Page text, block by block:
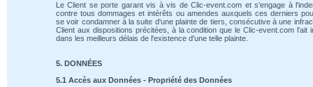
Le Client se porte garant vis à vis de Clic-event.com et s'engage à
contre tous dommages et intérêts ou amendes auxquels ces derniers
se voir condamner à la suite d'une plainte de tiers, consécutive à une
Client aux dispositions précitées, à la condition que le Clic-event.com l'ait
dans les meilleurs délais de l'existence d'une telle plainte.
5. DONNÉES
5.1 Accès aux Données - Propriété des Données